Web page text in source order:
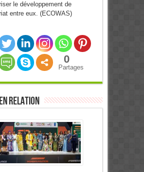
le développement de
entre eux. (ECOWAS)
0
Partages
relation